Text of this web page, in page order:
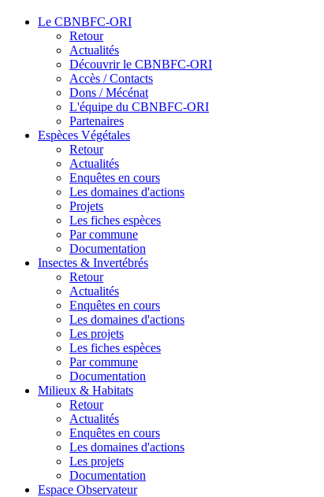
Le CBNBFC-ORI
Retour
Actualités
Découvrir le CBNBFC-ORI
Accès / Contacts
Dons / Mécénat
L'équipe du CBNBFC-ORI
Partenaires
Espèces Végétales
Retour
Actualités
Enquêtes en cours
Les domaines d'actions
Projets
Les fiches espèces
Par commune
Documentation
Insectes & Invertébrés
Retour
Actualités
Enquêtes en cours
Les domaines d'actions
Les projets
Les fiches espèces
Par commune
Documentation
Milieux & Habitats
Retour
Actualités
Enquêtes en cours
Les domaines d'actions
Les projets
Documentation
Espace Observateur